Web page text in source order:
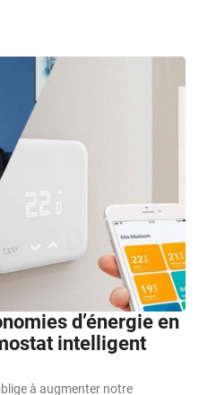
d’énergie en
intelligent
à augmenter notre